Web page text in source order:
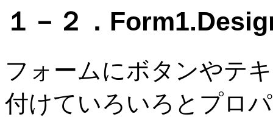
１－２．
フォームにボタンやテ
付けていろいろとプロ